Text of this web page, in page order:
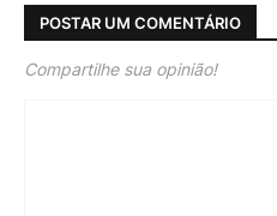
POSTAR UM COMENTÁRIO
Compartilhe sua opinião!